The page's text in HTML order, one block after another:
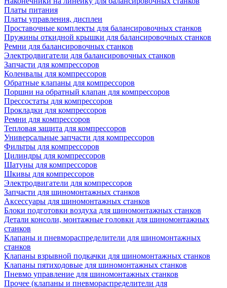
Платы питания
Платы управления, дисплеи
Проставочные комплекты для балансировочных станков
Пружины откидной крышки для балансировочных станков
Ремни для балансировочных станков
Электродвигатели для балансировочных станков
Запчасти для компрессоров
Коленвалы для компрессоров
Обратные клапаны для компрессоров
Поршни на обратный клапан для компрессоров
Прессостаты для компрессоров
Прокладки для компрессоров
Ремни для компрессоров
Тепловая защита для компрессоров
Универсальные запчасти для компрессоров
Фильтры для компрессоров
Цилиндры для компрессоров
Шатуны для компрессоров
Шкивы для компрессоров
Электродвигатели для компрессоров
Запчасти для шиномонтажных станков
Аксессуары для шиномонтажных станков
Блоки подготовки воздуха для шиномонтажных станков
Детали консоли, монтажные головки для шиномонтажных
станков
Клапаны и пневмораспределители для шиномонтажных
станков
Клапаны взрывной подкачки для шиномонтажных станков
Клапаны пятиходовые для шиномонтажных станков
Пневмо управление для шиномонтажных станков
Прочее (клапаны и пневмораспределители для